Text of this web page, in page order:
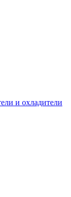
и охладители